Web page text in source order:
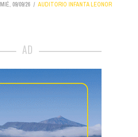
MIÉ, 09/09/26 AUDITORIO INFANTA LEONOR
AD